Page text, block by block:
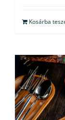
Kosárba